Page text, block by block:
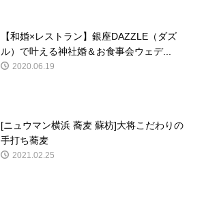
【和婚×レストラン】銀座DAZZLE（ダズ
ル）で叶える神社婚＆お食事会ウェデ...
2020.06.19
[ニュウマン横浜 蕎麦 蘇枋]大将こだわりの
手打ち蕎麦
2021.02.25